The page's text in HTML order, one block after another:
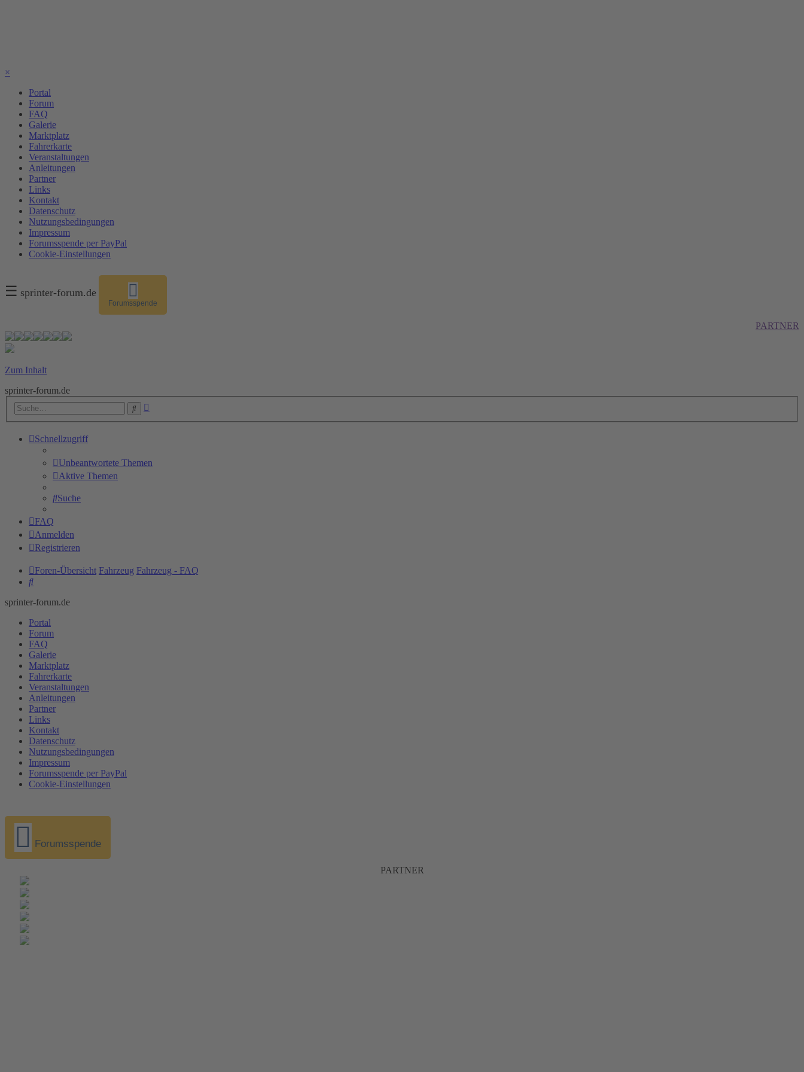
×
Portal
Forum
FAQ
Galerie
Marktplatz
Fahrerkarte
Veranstaltungen
Anleitungen
Partner
Links
Kontakt
Datenschutz
Nutzungsbedingungen
Impressum
Forumsspende per PayPal
Cookie-Einstellungen
☰ sprinter-forum.de
Forumsspende
PARTNER
Zum Inhalt
sprinter-forum.de
Suche
Schnellzugriff
Unbeantwortete Themen
Aktive Themen
Suche
FAQ
Anmelden
Registrieren
Foren-Übersicht Fahrzeug Fahrzeug - FAQ
Suche
sprinter-forum.de
Portal
Forum
FAQ
Galerie
Marktplatz
Fahrerkarte
Veranstaltungen
Anleitungen
Partner
Links
Kontakt
Datenschutz
Nutzungsbedingungen
Impressum
Forumsspende per PayPal
Cookie-Einstellungen
Forumsspende
PARTNER